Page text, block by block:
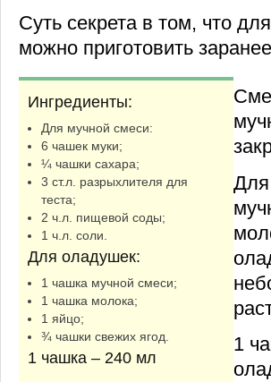
Суть секрета в том, что
можно приготовить
Ингредиенты:
Для мучной смеси:
6 чашек муки;
¼ чашки сахара;
3 ст.л. разрыхлителя для
теста;
2 ч.л. пищевой соды;
1 ч.л. соли.
Для оладушек:
1 чашка мучной смеси;
1 чашка молока;
1 яйцо;
¾ чашки свежих ягод.
1 чашка – 240 мл
1